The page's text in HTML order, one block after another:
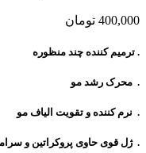
400,000 تومان
. ترمیم کننده چند منظوره
. محرک رشد مو
. نرم کننده و تقویت الیاف مو
. ژل قوی حاوی پروکراتین و